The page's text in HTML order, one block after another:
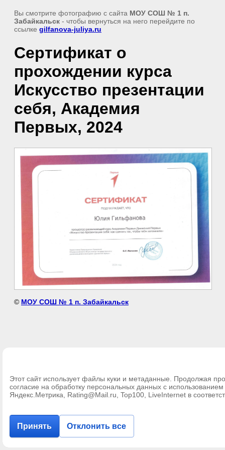
Вы смотрите фотографию с сайта МОУ СОШ № 1 п.
Забайкальск - чтобы вернуться на него перейдите по
ссылке gilfanova-juliya.ru
Сертификат о
прохождении курса
Искусство презентации
себя, Академия
Первых, 2024
© МОУ СОШ № 1 п. Забайкальск
Этот сайт использует файлы куки и метаданные. Продолжая
согласие на обработку персональных данных с
Яндекс.Метрика, Rating@Mail.ru, Top100, LiveInternet в
Принять Отклонить все